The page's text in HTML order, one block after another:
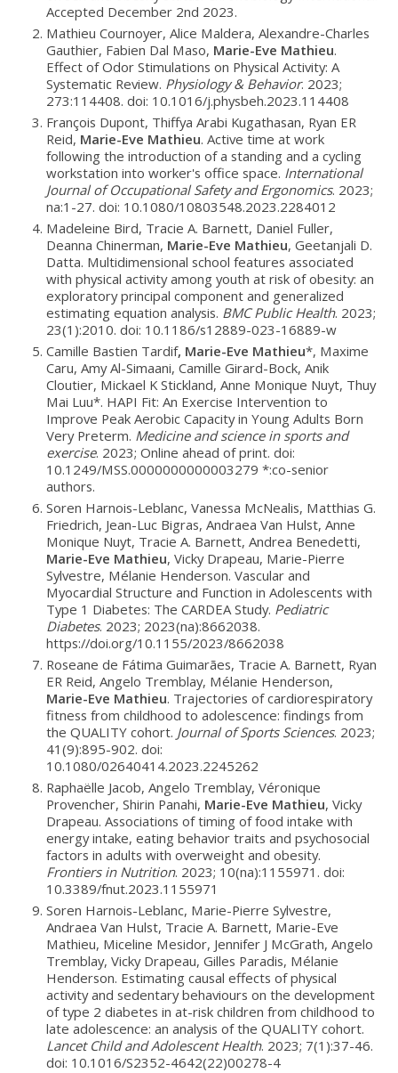
Accepted December 2nd 2023.
Mathieu Cournoyer, Alice Maldera, Alexandre-Charles
Gauthier, Fabien Dal Maso, Marie-Eve Mathieu.
Effect of Odor Stimulations on Physical Activity: A
Systematic Review. Physiology & Behavior. 2023;
273:114408. doi: 10.1016/j.physbeh.2023.114408
François Dupont, Thiffya Arabi Kugathasan, Ryan ER
Reid, Marie-Eve Mathieu. Active time at work
following the introduction of a standing and a cycling
workstation into worker's office space. International
Journal of Occupational Safety and Ergonomics. 2023;
na:1-27. doi: 10.1080/10803548.2023.2284012
Madeleine Bird, Tracie A. Barnett, Daniel Fuller,
Deanna Chinerman, Marie-Eve Mathieu, Geetanjali D.
Datta. Multidimensional school features associated
with physical activity among youth at risk of obesity: an
exploratory principal component and generalized
estimating equation analysis. BMC Public Health. 2023;
23(1):2010. doi: 10.1186/s12889-023-16889-w
Camille Bastien Tardif, Marie-Eve Mathieu*, Maxime
Caru, Amy Al-Simaani, Camille Girard-Bock, Anik
Cloutier, Mickael K Stickland, Anne Monique Nuyt, Thuy
Mai Luu*. HAPI Fit: An Exercise Intervention to
Improve Peak Aerobic Capacity in Young Adults Born
Very Preterm. Medicine and science in sports and
exercise. 2023; Online ahead of print. doi:
10.1249/MSS.0000000000003279 *:co-senior
authors.
Soren Harnois-Leblanc, Vanessa McNealis, Matthias G.
Friedrich, Jean-Luc Bigras, Andraea Van Hulst, Anne
Monique Nuyt, Tracie A. Barnett, Andrea Benedetti,
Marie-Eve Mathieu, Vicky Drapeau, Marie-Pierre
Sylvestre, Mélanie Henderson. Vascular and
Myocardial Structure and Function in Adolescents with
Type 1 Diabetes: The CARDEA Study. Pediatric
Diabetes. 2023; 2023(na):8662038.
https://doi.org/10.1155/2023/8662038
Roseane de Fátima Guimarães, Tracie A. Barnett, Ryan
ER Reid, Angelo Tremblay, Mélanie Henderson,
Marie-Eve Mathieu. Trajectories of cardiorespiratory
fitness from childhood to adolescence: findings from
the QUALITY cohort. Journal of Sports Sciences. 2023;
41(9):895-902. doi:
10.1080/02640414.2023.2245262
Raphaëlle Jacob, Angelo Tremblay, Véronique
Provencher, Shirin Panahi, Marie-Eve Mathieu, Vicky
Drapeau. Associations of timing of food intake with
energy intake, eating behavior traits and psychosocial
factors in adults with overweight and obesity.
Frontiers in Nutrition. 2023; 10(na):1155971. doi:
10.3389/fnut.2023.1155971
Soren Harnois-Leblanc, Marie-Pierre Sylvestre,
Andraea Van Hulst, Tracie A. Barnett, Marie-Eve
Mathieu, Miceline Mesidor, Jennifer J McGrath, Angelo
Tremblay, Vicky Drapeau, Gilles Paradis, Mélanie
Henderson. Estimating causal effects of physical
activity and sedentary behaviours on the development
of type 2 diabetes in at-risk children from childhood to
late adolescence: an analysis of the QUALITY cohort.
Lancet Child and Adolescent Health. 2023; 7(1):37-46.
doi: 10.1016/S2352-4642(22)00278-4